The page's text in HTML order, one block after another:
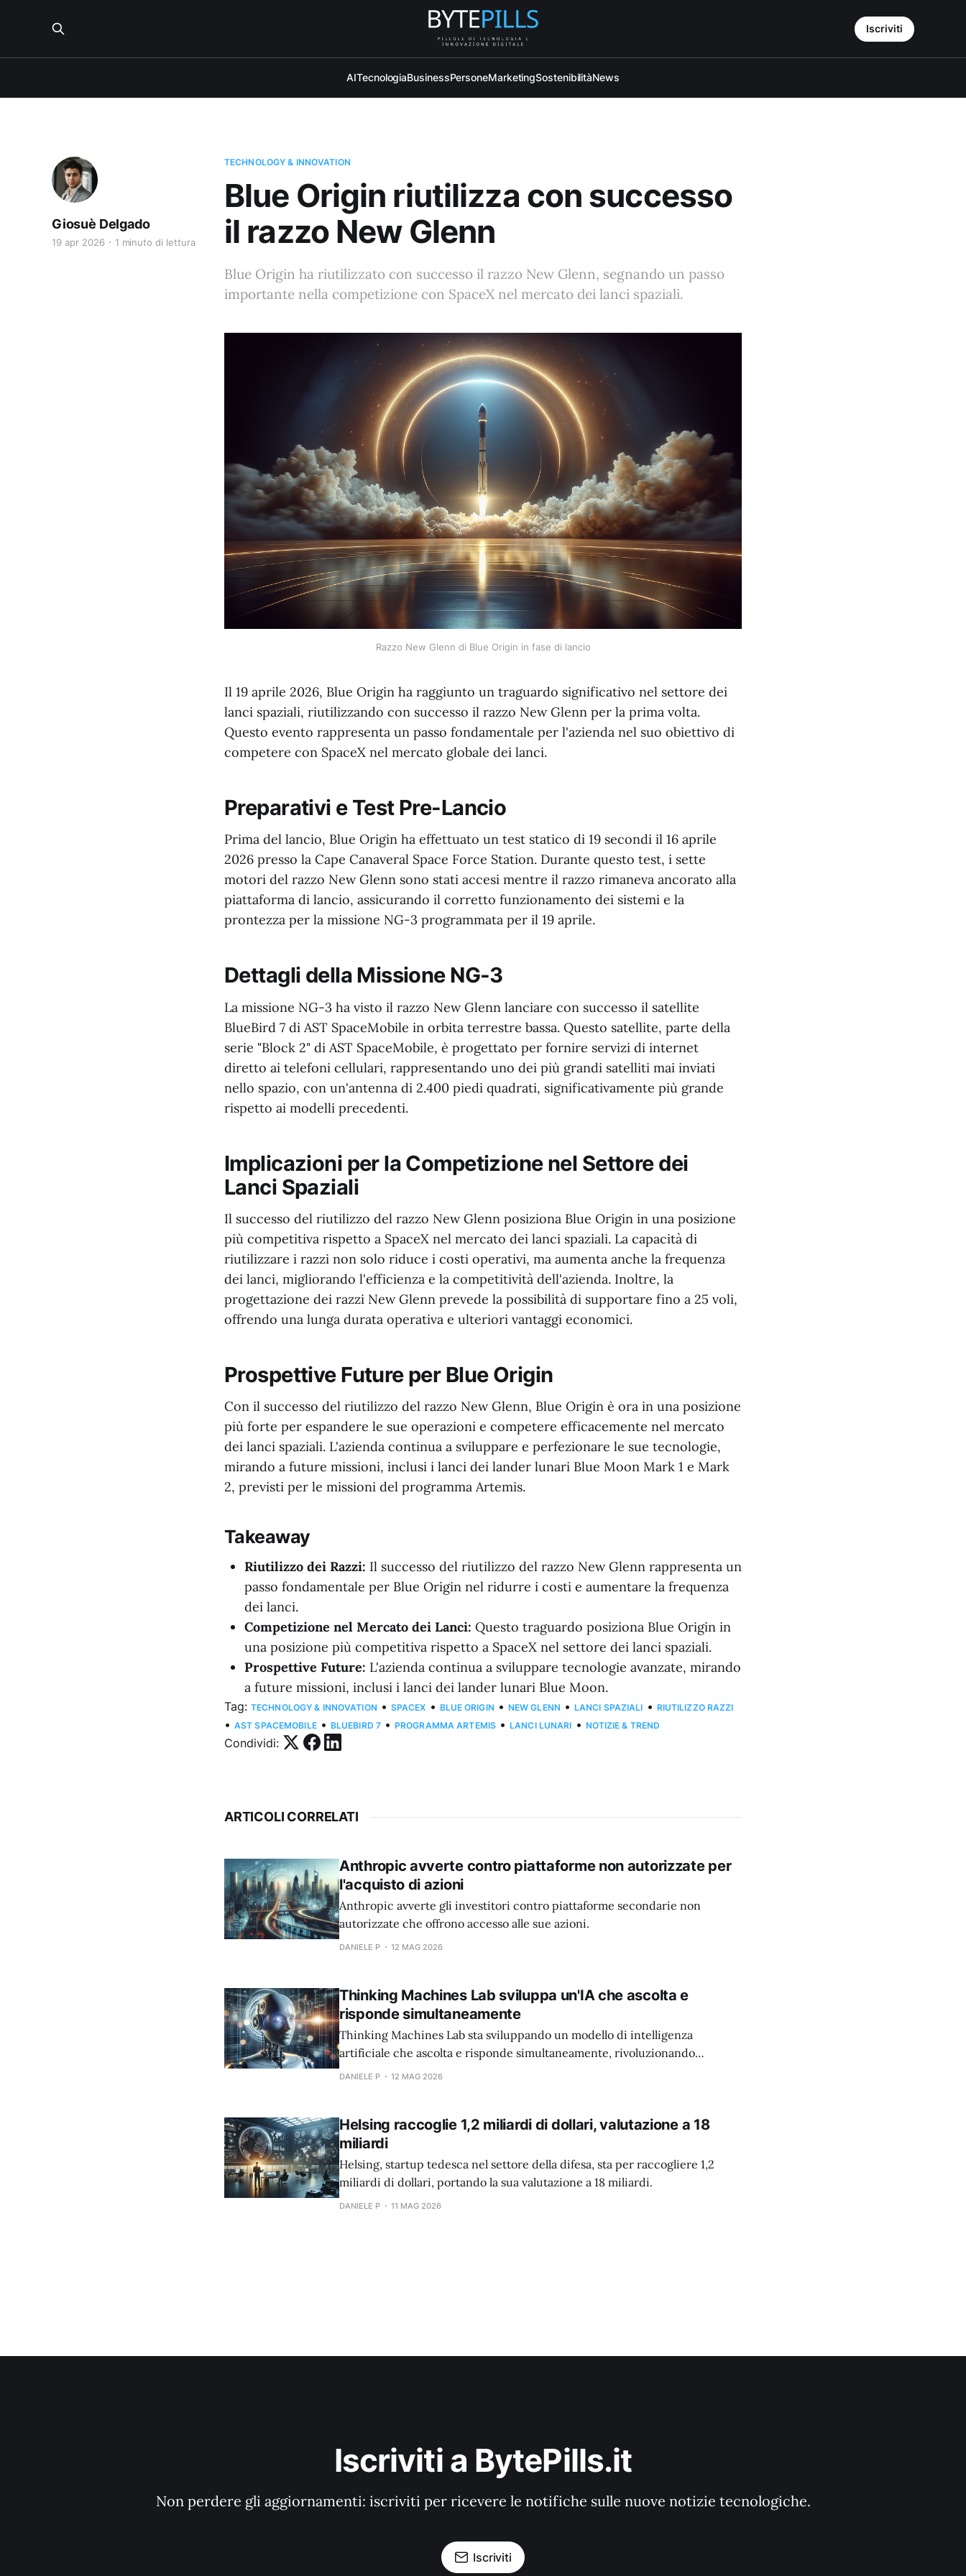
AITecnologiaBusinessPersoneMarketingSostenibilitàNews
Iscriviti
TECHNOLOGY & INNOVATION
Blue Origin riutilizza con successo
il razzo New Glenn
Blue Origin ha riutilizzato con successo il razzo New Glenn, segnando un passo
importante nella competizione con SpaceX nel mercato dei lanci spaziali.
Giosuè Delgado
19 apr 2026 1 minuto di lettura
Razzo New Glenn di Blue Origin in fase di lancio
Il 19 aprile 2026, Blue Origin ha raggiunto un traguardo significativo nel settore dei
lanci spaziali, riutilizzando con successo il razzo New Glenn per la prima volta.
Questo evento rappresenta un passo fondamentale per l'azienda nel suo obiettivo di
competere con SpaceX nel mercato globale dei lanci.
Preparativi e Test Pre-Lancio
Prima del lancio, Blue Origin ha effettuato un test statico di 19 secondi il 16 aprile
2026 presso la Cape Canaveral Space Force Station. Durante questo test, i sette
motori del razzo New Glenn sono stati accesi mentre il razzo rimaneva ancorato alla
piattaforma di lancio, assicurando il corretto funzionamento dei sistemi e la
prontezza per la missione NG-3 programmata per il 19 aprile.
Dettagli della Missione NG-3
La missione NG-3 ha visto il razzo New Glenn lanciare con successo il satellite
BlueBird 7 di AST SpaceMobile in orbita terrestre bassa. Questo satellite, parte della
serie "Block 2" di AST SpaceMobile, è progettato per fornire servizi di internet
diretto ai telefoni cellulari, rappresentando uno dei più grandi satelliti mai inviati
nello spazio, con un'antenna di 2.400 piedi quadrati, significativamente più grande
rispetto ai modelli precedenti.
Implicazioni per la Competizione nel Settore dei
Lanci Spaziali
Il successo del riutilizzo del razzo New Glenn posiziona Blue Origin in una posizione
più competitiva rispetto a SpaceX nel mercato dei lanci spaziali. La capacità di
riutilizzare i razzi non solo riduce i costi operativi, ma aumenta anche la frequenza
dei lanci, migliorando l'efficienza e la competitività dell'azienda. Inoltre, la
progettazione dei razzi New Glenn prevede la possibilità di supportare fino a 25 voli,
offrendo una lunga durata operativa e ulteriori vantaggi economici.
Prospettive Future per Blue Origin
Con il successo del riutilizzo del razzo New Glenn, Blue Origin è ora in una posizione
più forte per espandere le sue operazioni e competere efficacemente nel mercato
dei lanci spaziali. L'azienda continua a sviluppare e perfezionare le sue tecnologie,
mirando a future missioni, inclusi i lanci dei lander lunari Blue Moon Mark 1 e Mark
2, previsti per le missioni del programma Artemis.
Takeaway
Riutilizzo dei Razzi: Il successo del riutilizzo del razzo New Glenn rappresenta un
passo fondamentale per Blue Origin nel ridurre i costi e aumentare la frequenza
dei lanci.
Competizione nel Mercato dei Lanci: Questo traguardo posiziona Blue Origin in
una posizione più competitiva rispetto a SpaceX nel settore dei lanci spaziali.
Prospettive Future: L'azienda continua a sviluppare tecnologie avanzate, mirando
a future missioni, inclusi i lanci dei lander lunari Blue Moon.
Tag: TECHNOLOGY & INNOVATION • SPACEX • BLUE ORIGIN • NEW GLENN • LANCI SPAZIALI • RIUTILIZZO RAZZI
• AST SPACEMOBILE • BLUEBIRD 7 • PROGRAMMA ARTEMIS • LANCI LUNARI • NOTIZIE & TREND
Condividi:
ARTICOLI CORRELATI
Anthropic avverte contro piattaforme non autorizzate per
l'acquisto di azioni
Anthropic avverte gli investitori contro piattaforme secondarie non
autorizzate che offrono accesso alle sue azioni.
DANIELE P 12 MAG 2026
Thinking Machines Lab sviluppa un'IA che ascolta e
risponde simultaneamente
Thinking Machines Lab sta sviluppando un modello di intelligenza
artificiale che ascolta e risponde simultaneamente, rivoluzionando
l'interazione uomo-macchina.
DANIELE P 12 MAG 2026
Helsing raccoglie 1,2 miliardi di dollari, valutazione a 18
miliardi
Helsing, startup tedesca nel settore della difesa, sta per raccogliere 1,2
miliardi di dollari, portando la sua valutazione a 18 miliardi.
DANIELE P 11 MAG 2026
Iscriviti a BytePills.it
Non perdere gli aggiornamenti: iscriviti per ricevere le notifiche sulle nuove notizie tecnologiche.
Iscriviti